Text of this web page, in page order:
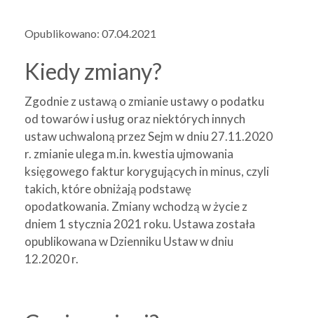
Opublikowano: 07.04.2021
Kiedy zmiany?
Zgodnie z ustawą o zmianie ustawy o podatku
od towarów i usług oraz niektórych innych
ustaw uchwaloną przez Sejm w dniu 27.11.2020
r. zmianie ulega m.in. kwestia ujmowania
księgowego faktur korygujących in minus, czyli
takich, które obniżają podstawę
opodatkowania. Zmiany wchodzą w życie z
dniem 1 stycznia 2021 roku. Ustawa została
opublikowana w Dzienniku Ustaw w dniu
12.2020 r.